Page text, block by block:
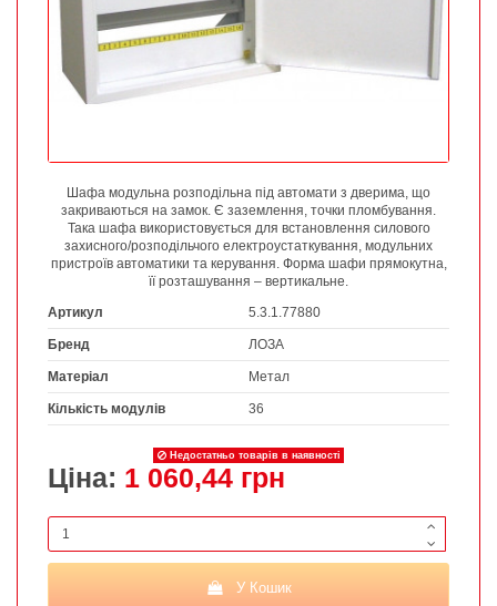
Шафа модульна розподільна під автомати з дверима, що
закриваються на замок. Є заземлення, точки пломбування.
Така шафа використовується для встановлення силового
захисного/розподільчого електроустаткування, модульних
пристроїв автоматики та керування. Форма шафи прямокутна,
її розташування – вертикальне.
Артикул
5.3.1.77880
Бренд ЛОЗА
Матеріал Метал
Кількість модулів 36
Недостатньо товарів в наявності
Ціна: 1 060,44 грн
У Кошик